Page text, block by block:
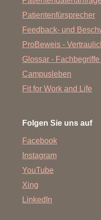
Weitere Publikationen
Patientenfürsprecher
Feedback- und
ProBeweis -
Glossar -
Campusleben
Fit for Work and Life
Folgen Sie uns auf
Facebook
Instagram
YouTube
Xing
LinkedIn